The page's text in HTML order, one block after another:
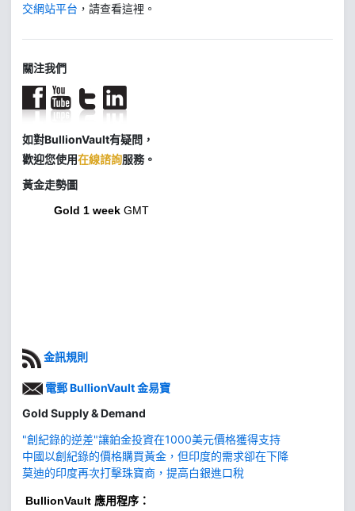
交網站平台 ，請查看這裡。
關注我們
如對BullionVault有疑問，
歡迎您使用在線諮詢服務。
黃金走勢圖
Gold 1 week GMT
金訊規則
電郵 BullionVault 金易寶
Gold Supply & Demand
"創紀錄的逆差"讓鉑金投資在1000美元價格獲得支持
中國以創紀錄的價格購買黃金，但印度的需求卻在下降
莫迪的印度再次打擊珠寶商，提高白銀進口稅
BullionVault 應用程序：